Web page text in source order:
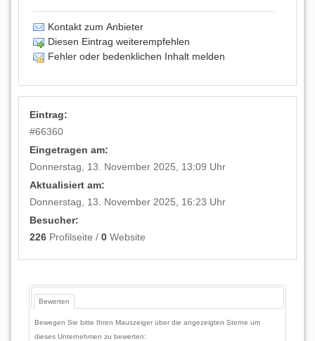
Kontakt zum Anbieter
Diesen Eintrag weiterempfehlen
Fehler oder bedenklichen Inhalt melden
Eintrag:
#66360
Eingetragen am:
Donnerstag, 13. November 2025, 13:09 Uhr
Aktualisiert am:
Donnerstag, 13. November 2025, 16:23 Uhr
Besucher:
226 Profilseite /0 Website
Bewerten
Bewegen Sie bitte Ihren Mauszeiger über die angezeigten Sterne um
dieses Unternehmen zu bewerten: